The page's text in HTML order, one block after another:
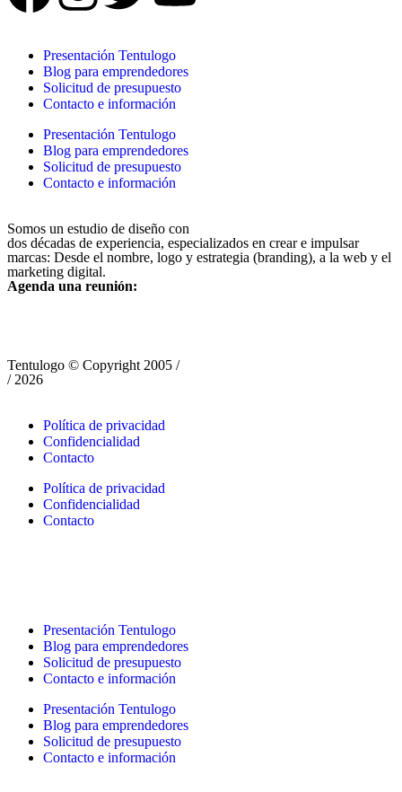
Presentación Tentulogo
Blog para emprendedores
Solicitud de presupuesto
Contacto e información
Presentación Tentulogo
Blog para emprendedores
Solicitud de presupuesto
Contacto e información
Somos un estudio de diseño con
dos décadas de experiencia, especializados en crear e impulsar
marcas: Desde el nombre, logo y estrategia (branding), a la web y el
marketing digital.
Agenda una reunión:
Tentulogo © Copyright 2005 /
/ 2026
Política de privacidad
Confidencialidad
Contacto
Política de privacidad
Confidencialidad
Contacto
Presentación Tentulogo
Blog para emprendedores
Solicitud de presupuesto
Contacto e información
Presentación Tentulogo
Blog para emprendedores
Solicitud de presupuesto
Contacto e información